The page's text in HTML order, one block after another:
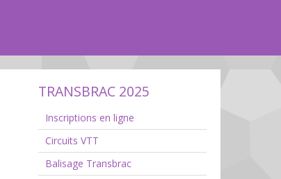
TRANSBRAC 2025
Inscriptions en ligne
Circuits VTT
Balisage Transbrac